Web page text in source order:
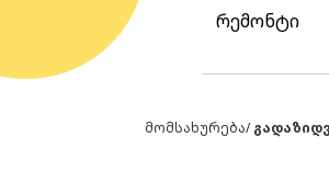
რემონტი
მომსახურება/